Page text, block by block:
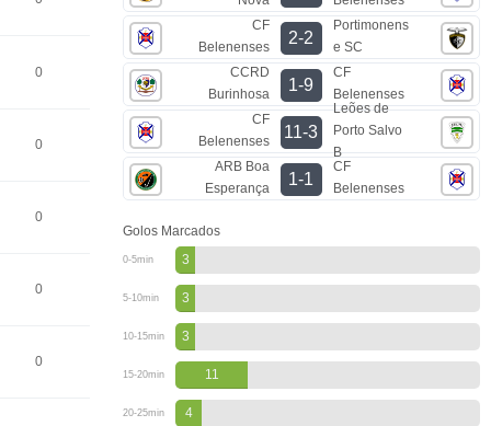
0
0
0
0
0
CF
Belenenses
2-2
Portimonens
e SC
CCRD
Burinhosa
1-9
CF
Belenenses
CF
Belenenses
11-3
Leões de
Porto Salvo
B
ARB Boa
Esperança
1-1
CF
Belenenses
Golos Marcados
0-5min 3
5-10min 3
10-15min 3
15-20min 11
20-25min 4